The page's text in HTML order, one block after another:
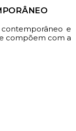
e
compõem com a